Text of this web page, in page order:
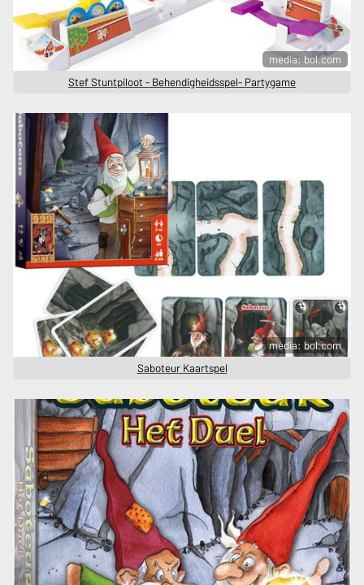
media: bol.com
Stef Stuntpiloot - Behendigheidsspel- Partygame
media: bol.com
Saboteur Kaartspel